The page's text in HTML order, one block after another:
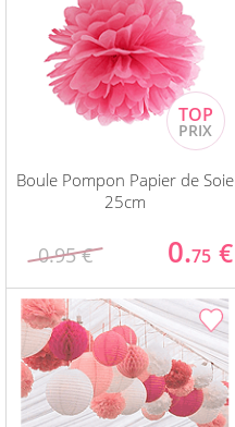
Boule Pompon Papier de Soie
25cm
0.95 € 0.75 €